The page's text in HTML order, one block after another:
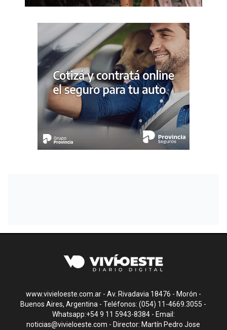
www.vivieloeste.com.ar - Av. Rivadavia 18476 - Morón -
Buenos Aires, Argentina - Teléfonos: (054) 11-4669.3055 -
Whatsapp:+54 9 11 5943-8384 - Email:
noticias@vivieloeste.com - Director: Martín Pedro Jose